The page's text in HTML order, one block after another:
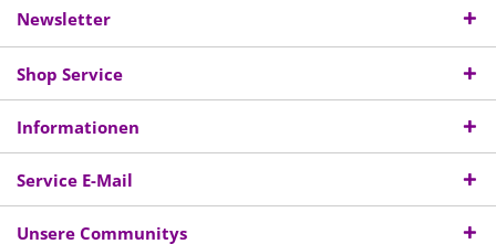
Newsletter
Shop Service
Informationen
Service E-Mail
Unsere Communitys